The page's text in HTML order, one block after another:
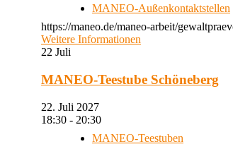
MANEO-Außenkontaktstellen
https://maneo.de/maneo-arbeit/
Weitere Informationen
22 Juli
MANEO-Teestube Schöneberg
22. Juli 2027
18:30 - 20:30
MANEO-Teestuben